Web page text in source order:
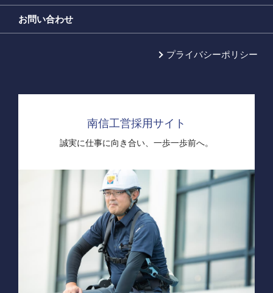
お問い合わせ
プライバシーポリシー
南信工営採用サイト
誠実に仕事に向き合い、 一歩一歩前へ。